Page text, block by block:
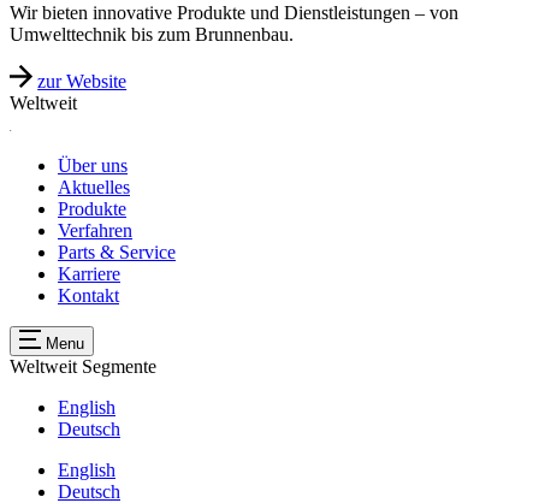
Wir bieten innovative Produkte und Dienstleistungen – von
Umwelttechnik bis zum Brunnenbau.
zur Website
Weltweit
Über uns
Aktuelles
Produkte
Verfahren
Parts & Service
Karriere
Kontakt
Menu
Weltweit Segmente
English
Deutsch
English
Deutsch